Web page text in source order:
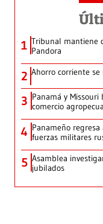
1 Tribunal mantiene
Pandora
2 Ahorro corriente
3 Panamá y
comercio
4 Panameño
fuerzas militares
5 Asamblea
jubilados